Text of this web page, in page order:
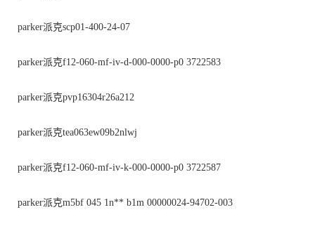
parker派克scp01-400-24-07
parker派克f12-060-mf-iv-d-000-0000-p0 3722583
parker派克pvp16304r26a212
parker派克tea063ew09b2nlwj
parker派克f12-060-mf-iv-k-000-0000-p0 3722587
parker派克m5bf 045 1n** b1m 00000024-94702-003